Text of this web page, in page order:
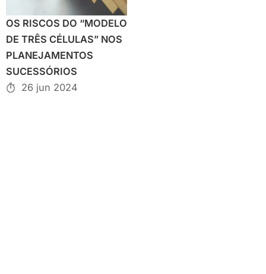
OS RISCOS DO “MODELO
DE TRÊS CÉLULAS” NOS
PLANEJAMENTOS
SUCESSÓRIOS
26 jun 2024